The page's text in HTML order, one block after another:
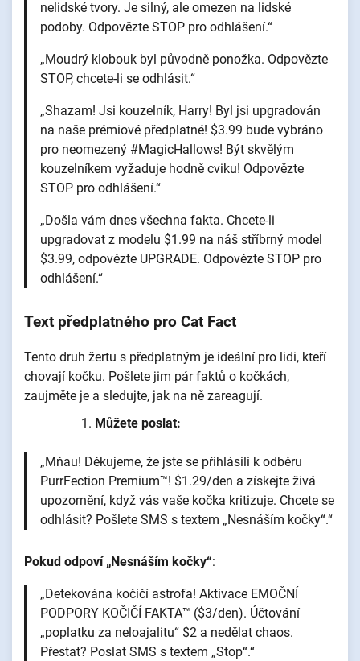
nelidské tvory. Je silný, ale omezen na lidské
podoby. Odpovězte STOP pro odhlášení.“
„Moudrý klobouk byl původně ponožka. Odpovězte
STOP, chcete-li se odhlásit.“
„Shazam! Jsi kouzelník, Harry! Byl jsi upgradován
na naše prémiové předplatné! $3.99 bude vybráno
pro neomezený #MagicHallows! Být skvělým
kouzelníkem vyžaduje hodně cviku! Odpovězte
STOP pro odhlášení.“
„Došla vám dnes všechna fakta. Chcete-li
upgradovat z modelu $1.99 na náš stříbrný model
$3.99, odpovězte UPGRADE. Odpovězte STOP pro
odhlášení.“
Text předplatného pro Cat Fact
Tento druh žertu s předplatným je ideální pro lidi, kteří
chovají kočku. Pošlete jim pár faktů o kočkách,
zaujměte je a sledujte, jak na ně zareagují.
Můžete poslat:
„Mňau! Děkujeme, že jste se přihlásili k odběru
PurrFection Premium™! $1.29/den a získejte živá
upozornění, když vás vaše kočka kritizuje. Chcete se
odhlásit? Pošlete SMS s textem „Nesnáším kočky“.“
Pokud odpoví „Nesnáším kočky“:
„Detekována kočičí astrofa! Aktivace EMOČNÍ
PODPORY KOČIČÍ FAKTA™ ($3/den). Účtování
„poplatku za neloajalitu“ $2 a nedělat chaos.
Přestat? Poslat SMS s textem „Stop“.“